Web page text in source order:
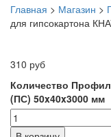
Главная > Магазин >
для гипсокартона
310 руб
Количество
(ПС) 50x40x3000 мм